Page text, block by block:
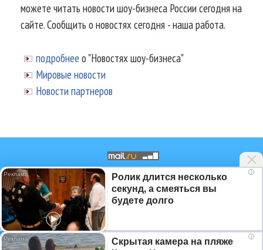
можете читать новости шоу-бизнеса России сегодня на
сайте. Сообщить о новостях сегодня - наша работа.
подробнее о "Новостях шоу-бизнеса"
Мировые новости
Новости партнеров
© 2002-2026.Информационное
агентство NEWSmuz - последние
новости шоу-бизнеса России
сегодня.Аналитика шоу-бизнеса
Фото звезд
i
Ролик длится несколько
секунд, а смеяться вы
будете долго
i
Скрытая камера на пляже